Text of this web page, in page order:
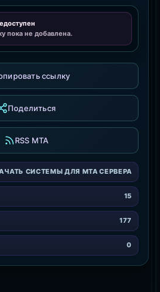
пока не добавлена.
ссылку
Поделиться
RSS MTA
СИСТЕМЫ ДЛЯ MTA СЕРВЕРА
15
177
0